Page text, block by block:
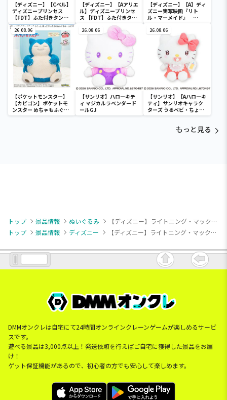
【ディズニー】【Cベル】
ディズニープリンセス
【FDT】ふた付きタンブ
ラー
【ディズニー】【Aアリエ
ル】ディズニープリンセ
ス 【FDT】ふた付きタン
【ディズニー】【A】ディ
ズニー実写映画『リト
ル・マーメイド』
チェアー
26.08.06
【ポケットモンスター】
【カビゴン】ポケットモ
ンスター めちゃもふぐっ
と ほっこりいやされぬい
26.08.06
【サンリオ】ハローキテ
ィ マジカルラベンダード
ールGJ
26.08.06
【サンリオ】【Aハローキ
ティ】サンリオキャラク
ターズ うるベビ・ちょい
デカドール
もっと見る
トップ 景品情報 ぬいぐるみ
【ディズニー】ライトニング・マックィーン 超BIGぬいぐるみ
トップ
景品情報 ディズニー 【ディズニー】ライトニング・マックィーン 超BIGぬいぐるみ
DMMオンクレは自宅にて24時間オンラインクレーンゲームが楽しめるサービ
スです。
遊べる景品は3,000点以上！発送依頼を行えばご自宅に獲得した景品をお届
け！
ゲット保証機能があるので、初心者の方でも安心して楽しめます。